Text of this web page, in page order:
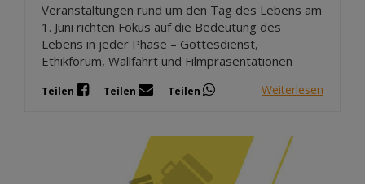
Veranstaltungen rund um den Tag des Lebens am
1. Juni richten Fokus auf die Bedeutung des
Lebens in jeder Phase – Gottesdienst,
Ethikforum, Wallfahrt und Filmpräsentationen
Teilen Teilen Teilen Weiterlesen